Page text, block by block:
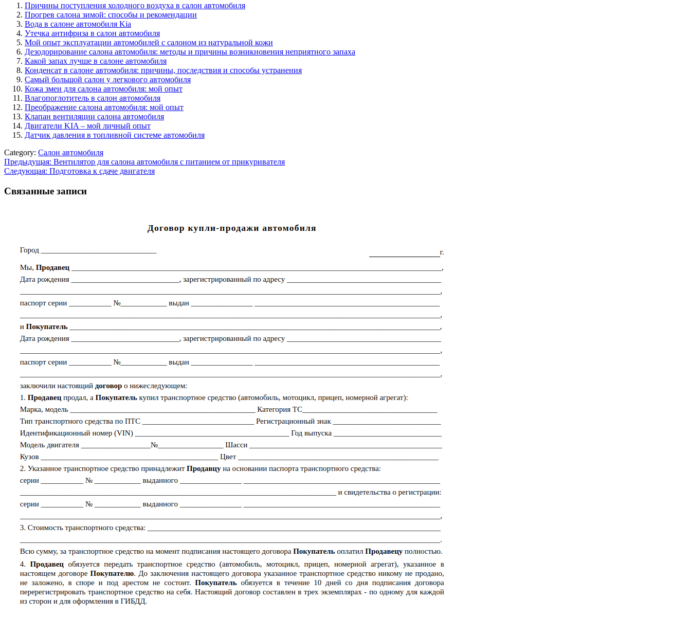
Причины поступления холодного воздуха в салон автомобиля
Прогрев салона зимой: способы и рекомендации
Вода в салоне автомобиля Kia
Утечка антифриза в салон автомобиля
Мой опыт эксплуатации автомобилей с салоном из натуральной кожи
Дезодорирование салона автомобиля: методы и причины возникновения неприятного запаха
Какой запах лучше в салоне автомобиля
Конденсат в салоне автомобиля: причины, последствия и способы устранения
Самый большой салон у легкового автомобиля
Кожа змеи для салона автомобиля: мой опыт
Влагопоглотитель в салон автомобиля
Преображение салона автомобиля: мой опыт
Клапан вентиляции салона автомобиля
Двигатели KIA – мой личный опыт
Датчик давления в топливной системе автомобиля
Category: Салон автомобиля
Навигация
по
записям
Предыдущая: Вентилятор для салона автомобиля с питанием от прикуривателя
Следующая: Подготовка к сдаче двигателя
Связанные записи